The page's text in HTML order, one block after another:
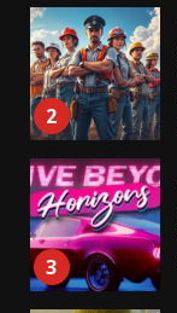
2
3